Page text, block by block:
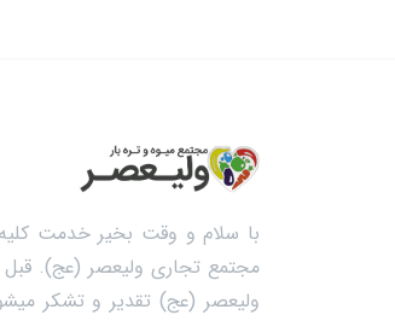
با سلام و وقت بخیر خدمت کلیه
مجتمع تجاری ولیعصر (عج). قبل
ولیعصر (عج) تقدیر و تشکر